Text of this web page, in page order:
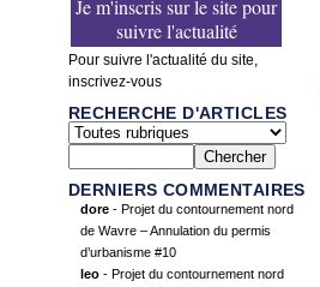
Je m'inscris sur le site pour
suivre l'actualité
Pour suivre l'actualité du site,
inscrivez-vous
RECHERCHE D'ARTICLES
DERNIERS COMMENTAIRES
dore - Projet du contournement nord
de Wavre – Annulation du permis
d’urbanisme #10
leo - Projet du contournement nord